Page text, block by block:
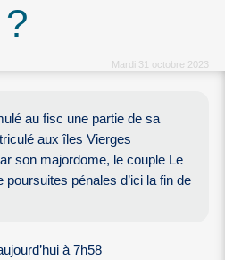
Mardi 31 octobre 2023
au fisc une partie de sa
aux îles Vierges
son majordome, le couple Le
poursuites pénales d’ici la fin de
à 7h58